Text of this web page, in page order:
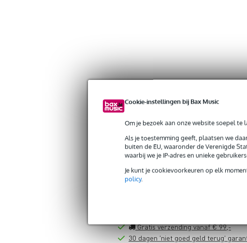
Cookie-instellingen bij Bax Music
Om je bezoek aan onze website soepel
Als je toestemming geeft, plaatsen we
buiten de EU, waaronder de Verenigde
waarbij we je IP-adres en unieke
Je kunt je cookievoorkeuren op elk
policy.
Gratis verzending vanaf € 99,-
30 dagen 'niet goed geld terug'